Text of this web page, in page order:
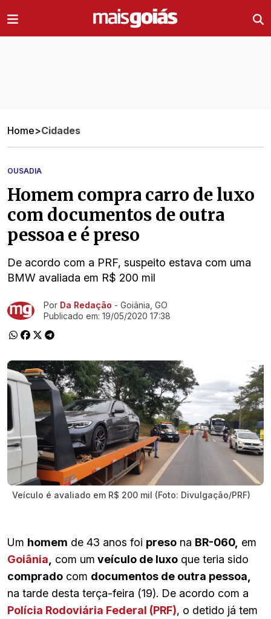
Home>Cidades
OUSADIA
Homem compra carro de luxo
com documentos de outra
pessoa e é preso
De acordo com a PRF, suspeito estava com uma
BMW avaliada em R$ 200 mil
Ir direto pra matéria
Por Da Redação - Goiânia, GO
Publicado em: 19/05/2020 17:38
Veículo é avaliado em R$ 200 mil (Foto: Divulgação/PRF)
Um homem de 43 anos foi preso na BR-060, em
Goiânia
com um veículo de luxo que teria sido
comprado com documentos de outra pessoa,
na tarde desta terça-feira (19). De acordo com a
Polícia Rodoviária Federal (PRF), o detido já tem